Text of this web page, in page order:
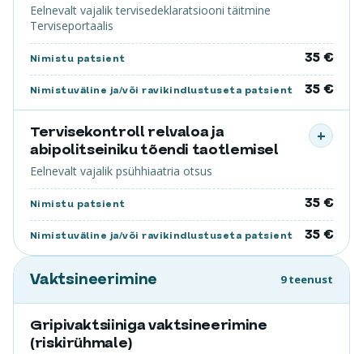
Eelnevalt vajalik tervisedeklaratsiooni täitmine
Terviseportaalis
Nimistu patsient 35 €
Nimistuväline ja/või ravikindlustuseta patsient 35 €
Tervisekontroll relvaloa ja
abipolitseiniku tõendi taotlemisel
Eelnevalt vajalik psühhiaatria otsus
Nimistu patsient 35 €
Nimistuväline ja/või ravikindlustuseta patsient 35 €
+
Vaktsineerimine 9 teenust
Gripivaktsiiniga vaktsineerimine
(riskirühmale)